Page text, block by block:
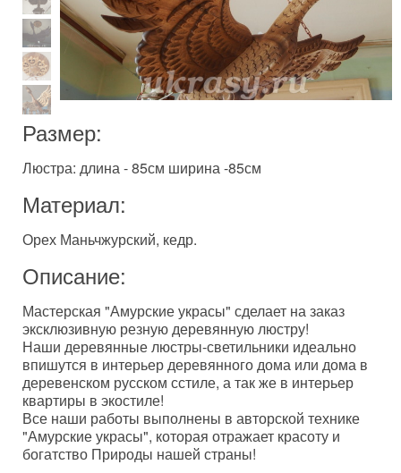
Размер:
Люстра: длина - 85см ширина -85см
Материал:
Орех Маньчжурский, кедр.
Описание:
Мастерская "Амурские украсы" сделает на заказ
эксклюзивную резную деревянную люстру!
Наши деревянные люстры-светильники идеально
впишутся в интерьер деревянного дома или дома в
деревенском русском сстиле, а так же в интерьер
квартиры в экостиле!
Все наши работы выполнены в авторской технике
"Амурские украсы", которая отражает красоту и
богатство Природы нашей страны!